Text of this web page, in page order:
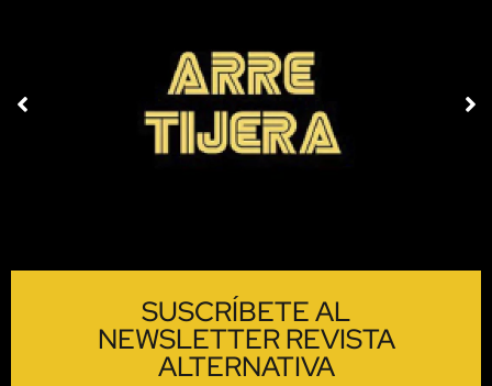
SUSCRÍBETE AL
NEWSLETTER REVISTA
ALTERNATIVA